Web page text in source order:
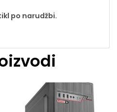
po narudžbi.